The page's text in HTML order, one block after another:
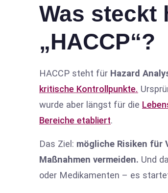
Was steckt
„HACCP“?
HACCP steht für Hazard
kritische Kontrollpunkte.
wurde aber längst für die
Bereiche etabliert.
Das Ziel: mögliche Risiken für
Maßnahmen vermeiden. Und
oder Medikamenten – es